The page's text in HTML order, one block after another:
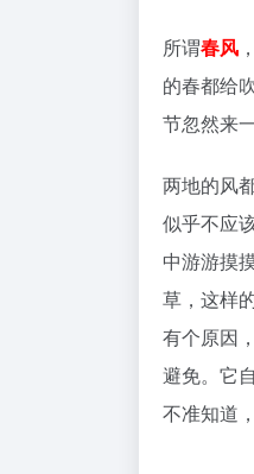
所谓春风
的春都给
节忽然来
两地的风
似乎不应
中游游摸
草，这样
有个原因
避免。它
不准知道